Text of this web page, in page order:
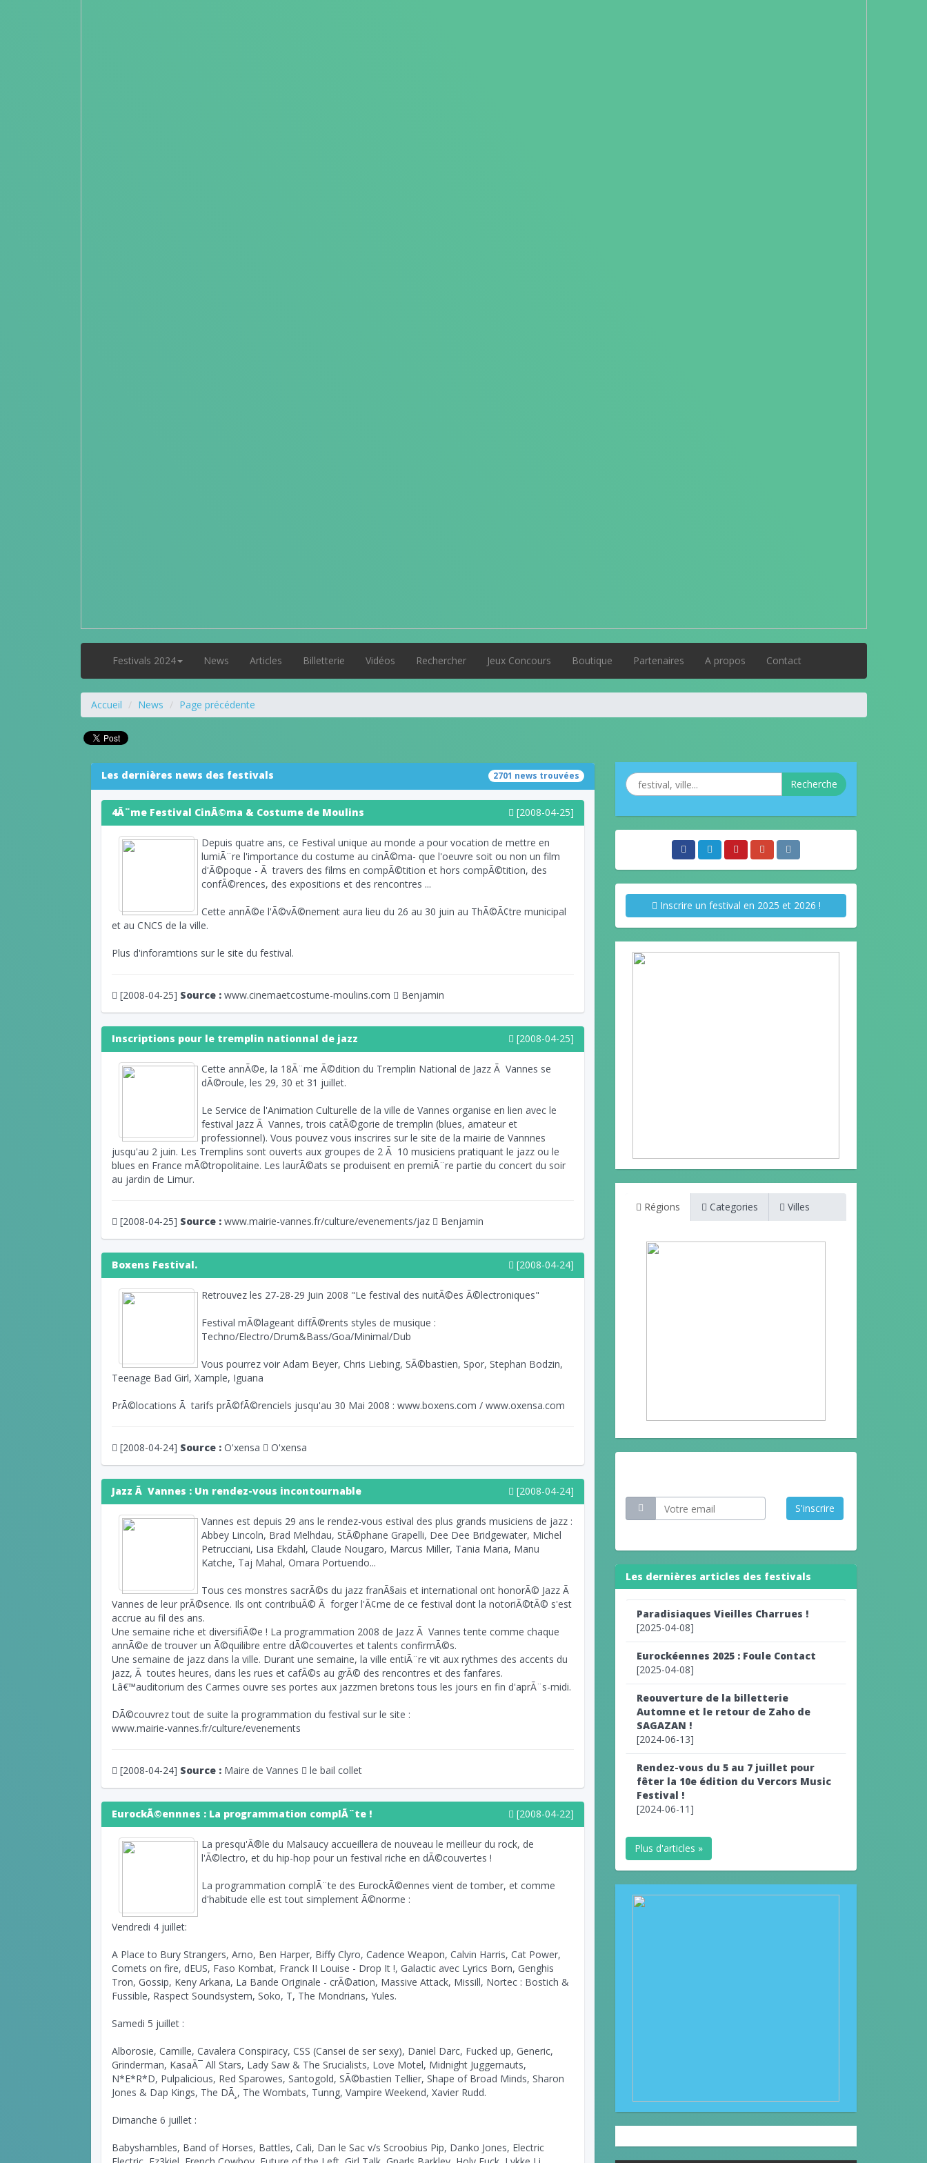
Festivals 2024 News Articles Billetterie Vidéos Rechercher Jeux Concours Boutique Partenaires A propos Contact
Accueil News Page précédente
Les dernières news des festivals 2701 news trouvées
4Ã¨me Festival CinÃ©ma & Costume de Moulins [2008-04-25]
Depuis quatre ans, ce Festival unique au monde a pour vocation de mettre en
lumiÃ¨re l'importance du costume au cinÃ©ma- que l'oeuvre soit ou non un film
d'Ã©poque - Ã travers des films en compÃ©tition et hors compÃ©tition, des
confÃ©rences, des expositions et des rencontres ...
Cette annÃ©e l'Ã©vÃ©nement aura lieu du 26 au 30 juin au ThÃ©Ã¢tre municipal
et au CNCS de la ville.
Plus d'inforamtions sur le site du festival.
[2008-04-25] Source : www.cinemaetcostume-moulins.com Benjamin
Inscriptions pour le tremplin nationnal de jazz [2008-04-25]
Cette annÃ©e, la 18Ã¨me Ã©dition du Tremplin National de Jazz Ã Vannes se
dÃ©roule, les 29, 30 et 31 juillet.
Le Service de l'Animation Culturelle de la ville de Vannes organise en lien avec le
festival Jazz Ã Vannes, trois catÃ©gorie de tremplin (blues, amateur et
professionnel). Vous pouvez vous inscrires sur le site de la mairie de Vannnes
jusqu'au 2 juin. Les Tremplins sont ouverts aux groupes de 2 Ã 10 musiciens pratiquant le jazz ou le
blues en France mÃ©tropolitaine. Les laurÃ©ats se produisent en premiÃ¨re partie du concert du soir
au jardin de Limur.
[2008-04-25] Source : www.mairie-vannes.fr/culture/evenements/jaz Benjamin
Boxens Festival. [2008-04-24]
Retrouvez les 27-28-29 Juin 2008 "Le festival des nuitÃ©es Ã©lectroniques"
Festival mÃ©lageant diffÃ©rents styles de musique :
Techno/Electro/Drum&Bass/Goa/Minimal/Dub
Vous pourrez voir Adam Beyer, Chris Liebing, SÃ©bastien, Spor, Stephan Bodzin,
Teenage Bad Girl, Xample, Iguana
PrÃ©locations Ã tarifs prÃ©fÃ©renciels jusqu'au 30 Mai 2008 : www.boxens.com / www.oxensa.com
[2008-04-24] Source : O'xensa O'xensa
Jazz Ã Vannes : Un rendez-vous incontournable [2008-04-24]
Vannes est depuis 29 ans le rendez-vous estival des plus grands musiciens de jazz :
Abbey Lincoln, Brad Melhdau, StÃ©phane Grapelli, Dee Dee Bridgewater, Michel
Petrucciani, Lisa Ekdahl, Claude Nougaro, Marcus Miller, Tania Maria, Manu
Katche, Taj Mahal, Omara Portuendo...
Tous ces monstres sacrÃ©s du jazz franÃ§ais et international ont honorÃ© Jazz Ã
Vannes de leur prÃ©sence. Ils ont contribuÃ© Ã forger l'Ã¢me de ce festival dont la notoriÃ©tÃ© s'est
accrue au fil des ans.
Une semaine riche et diversifiÃ©e ! La programmation 2008 de Jazz Ã Vannes tente comme chaque
annÃ©e de trouver un Ã©quilibre entre dÃ©couvertes et talents confirmÃ©s.
Une semaine de jazz dans la ville. Durant une semaine, la ville entiÃ¨re vit aux rythmes des accents du
jazz, Ã toutes heures, dans les rues et cafÃ©s au grÃ© des rencontres et des fanfares.
Lâ€™auditorium des Carmes ouvre ses portes aux jazzmen bretons tous les jours en fin d'aprÃ¨s-midi.
DÃ©couvrez tout de suite la programmation du festival sur le site :
www.mairie-vannes.fr/culture/evenements
[2008-04-24] Source : Maire de Vannes le bail collet
EurockÃ©ennnes : La programmation complÃ¨te ! [2008-04-22]
La presqu'Ã®le du Malsaucy accueillera de nouveau le meilleur du rock, de
l'Ã©lectro, et du hip-hop pour un festival riche en dÃ©couvertes !
La programmation complÃ¨te des EurockÃ©ennes vient de tomber, et comme
d'habitude elle est tout simplement Ã©norme :
Vendredi 4 juillet:
A Place to Bury Strangers, Arno, Ben Harper, Biffy Clyro, Cadence Weapon, Calvin Harris, Cat Power,
Comets on fire, dEUS, Faso Kombat, Franck II Louise - Drop It !, Galactic avec Lyrics Born, Genghis
Tron, Gossip, Keny Arkana, La Bande Originale - crÃ©ation, Massive Attack, Missill, Nortec : Bostich &
Fussible, Raspect Soundsystem, Soko, T, The Mondrians, Yules.
Samedi 5 juillet :
Alborosie, Camille, Cavalera Conspiracy, CSS (Cansei de ser sexy), Daniel Darc, Fucked up, Generic,
Grinderman, KasaÃ¯ All Stars, Lady Saw & The Srucialists, Love Motel, Midnight Juggernauts,
N*E*R*D, Pulpalicious, Red Sparowes, Santogold, SÃ©bastien Tellier, Shape of Broad Minds, Sharon
Jones & Dap Kings, The DÃ¸, The Wombats, Tunng, Vampire Weekend, Xavier Rudd.
Dimanche 6 juillet :
Babyshambles, Band of Horses, Battles, Cali, Dan le Sac v/s Scroobius Pip, Danko Jones, Electric
Recherche
Inscrire un festival en 2025 et 2026 !
Régions Categories Villes
S'inscrire
Les dernières articles des festivals
Paradisiaques Vieilles Charrues !
[2025-04-08]
Eurockéennes 2025 : Foule Contact
[2025-04-08]
Reouverture de la billetterie
Automne et le retour de Zaho de
SAGAZAN !
[2024-06-13]
Rendez-vous du 5 au 7 juillet pour
fêter la 10e édition du Vercors Music
Festival !
[2024-06-11]
Plus d'articles »